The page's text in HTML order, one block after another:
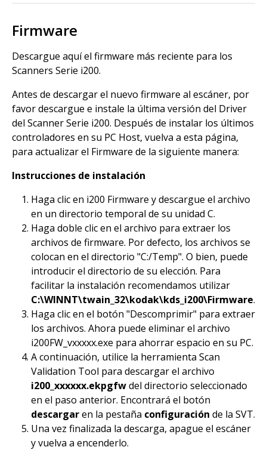
Firmware
Descargue aquí el firmware más reciente para los
Scanners Serie i200.
Antes de descargar el nuevo firmware al escáner, por
favor descargue e instale la última versión del Driver
del Scanner Serie i200. Después de instalar los últimos
controladores en su PC Host, vuelva a esta página,
para actualizar el Firmware de la siguiente manera:
Instrucciones de instalación
Haga clic en i200 Firmware y descargue el archivo
en un directorio temporal de su unidad C.
Haga doble clic en el archivo para extraer los
archivos de firmware. Por defecto, los archivos se
colocan en el directorio "C:/Temp". O bien, puede
introducir el directorio de su elección. Para
facilitar la instalación recomendamos utilizar
C:\WINNT\twain_32\kodak\kds_i200\Firmware.
Haga clic en el botón "Descomprimir" para extraer
los archivos. Ahora puede eliminar el archivo
i200FW_vxxxxx.exe para ahorrar espacio en su PC.
A continuación, utilice la herramienta Scan
Validation Tool para descargar el archivo
i200_xxxxxx.ekpgfwdel directorio seleccionado
en el paso anterior. Encontrará el botón
descargaren la pestaña configuración de la SVT.
Una vez finalizada la descarga, apague el escáner
y vuelva a encenderlo.